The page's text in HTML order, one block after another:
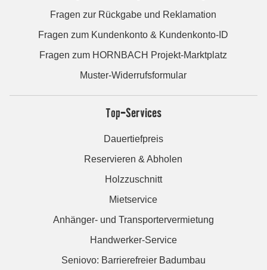
Fragen zur Rückgabe und Reklamation
Fragen zum Kundenkonto & Kundenkonto-ID
Fragen zum HORNBACH Projekt-Marktplatz
Muster-Widerrufsformular
Top-Services
Dauertiefpreis
Reservieren & Abholen
Holzzuschnitt
Mietservice
Anhänger- und Transportervermietung
Handwerker-Service
Seniovo: Barrierefreier Badumbau